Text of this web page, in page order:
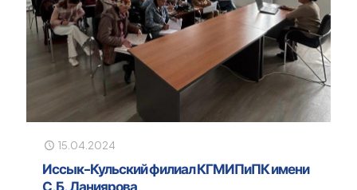
15.04.2024
Иссык-Кульский филиал КГМИПиПК имени
С.Б. Даниярова